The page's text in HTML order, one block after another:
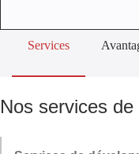
Services
Nos services